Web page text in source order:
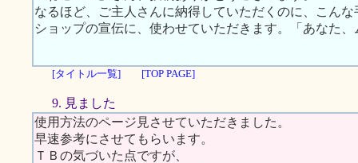
なるほど、ご主人さんに納得していただくのに、こん
ショップの宣伝に、使わせていただきます。「あなた
[タイトル一覧] [TOP PAGE]
9. 見ました
使用方法のページ見させていただきました。
早速参考にさせてもらいます。
ＴＢの気づいた点ですが、